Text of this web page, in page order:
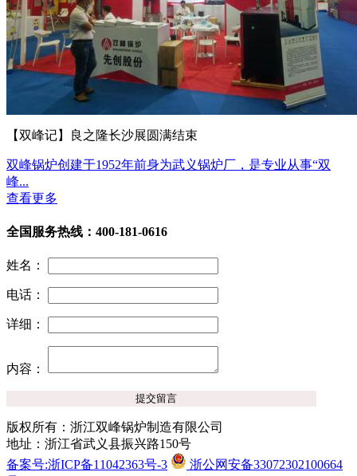
【双峰记】良之隆长沙展圆满结束
双峰锅炉创建于1952年前身为武义锅炉厂，是专业从事“双
峰...
查看更多
全国服务热线：400-181-0616
姓名：
电话：
详细：
内容：
版权所有：浙江双峰锅炉制造有限公司
地址：浙江省武义县振兴路150号
备案号:浙ICP备11042363号-3
浙公网安备33072302100664